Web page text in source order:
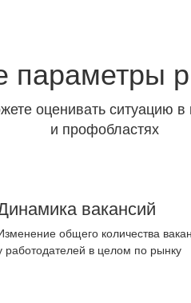
параметры
оценивать ситуацию в
и профобластях
вакансий
общего количества
работодателей в целом по рынку